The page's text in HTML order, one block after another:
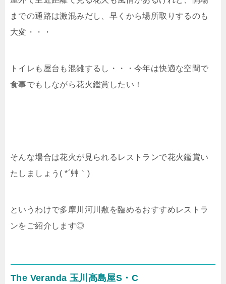
までの通路は激混みだし、早くから場所取りするのも
大変・・・
トイレも屋台も混雑するし・・・今年は快適な空間で
食事でもしながら花火鑑賞したい！
そんな場合は花火が見られるレストランで花火鑑賞い
たしましょう( *´艸｀)
というわけで多摩川河川敷を臨めるおすすめレストラ
ンをご紹介します◎
The Veranda 玉川高島屋S・C